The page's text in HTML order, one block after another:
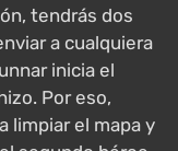
tendrás dos
a cualquiera
inicia el
Por eso,
limpiar el mapa y